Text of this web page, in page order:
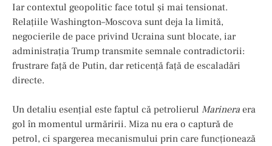
Iar contextul geopolitic face totul și mai tensionat.
Relațiile Washington–Moscova sunt deja la limită,
negocierile de pace privind Ucraina sunt blocate, iar
administrația Trump transmite semnale contradictorii:
frustrare față de Putin, dar reticență față de escaladări
directe.
Un detaliu esențial este faptul că petrolierul Marinera era
gol în momentul urmăririi. Miza nu era o captură de
petrol, ci spargerea mecanismului prin care funcționează